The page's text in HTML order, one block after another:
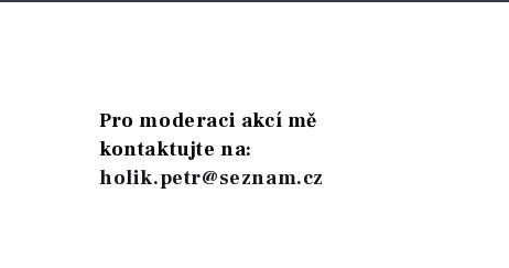
Pro moderaci akcí mě
kontaktujte na:
holik.petr@seznam.cz